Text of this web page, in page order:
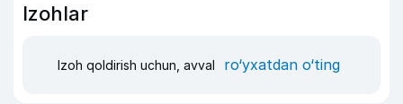
Izohlar
Izoh qoldirish uchun, avval ro‘yxatdan o‘ting